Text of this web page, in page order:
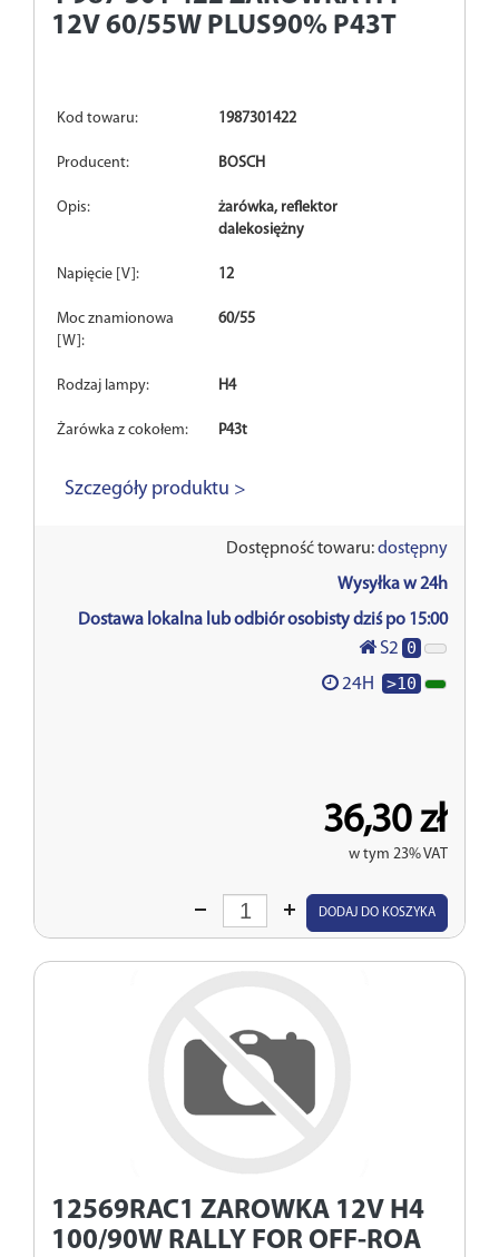
12V 60/55W PLUS90% P43T
Kod towaru: 1987301422
Producent: BOSCH
Opis:
żarówka, reflektor
dalekosiężny
Napięcie [V]: 12
Moc znamionowa
[W]:
60/55
Rodzaj lampy: H4
Żarówka z cokołem: P43t
Szczegóły produktu >
Dostępność towaru:dostępny
Wysyłka w 24h
Dostawa lokalna lub odbiór osobisty dziś po 15:00
S2 0
24H >10
36,30 zł
w tym 23% VAT
Wprowadź
DODAJ DO KOSZYKA
12569RAC1 ZAROWKA 12V H4
100/90W RALLY FOR OFF-ROA